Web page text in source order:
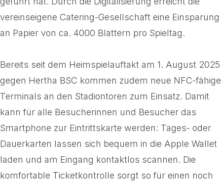
vereinseigene Catering-Gesellschaft eine Einsparung
an Papier von ca. 4000 Blättern pro Spieltag.
Bereits seit dem Heimspielauftakt am 1. August 2025
gegen Hertha BSC kommen zudem neue NFC-fähige
Terminals an den Stadiontoren zum Einsatz. Damit
kann für alle Besucherinnen und Besucher das
Smartphone zur Eintrittskarte werden: Tages- oder
Dauerkarten lassen sich bequem in die Apple Wallet
laden und am Eingang kontaktlos scannen. Die
komfortable Ticketkontrolle sorgt so für einen noch